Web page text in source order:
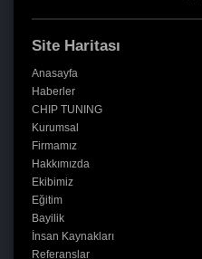
Site Haritası
Anasayfa
Haberler
CHIP TUNING
Kurumsal
Firmamız
Hakkımızda
Ekibimiz
Eğitim
Bayilik
İnsan Kaynakları
Referanslar